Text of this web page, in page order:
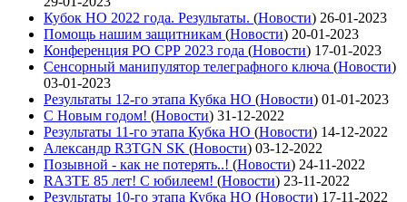
Кубок НО 2022 года. Результаты. (Новости) 26-01-2023
Помощь нашим защитникам (Новости) 20-01-2023
Конференция РО СРР 2023 года (Новости) 17-01-2023
Сенсорный манипулятор телеграфного ключа (Новости)
03-01-2023
Результаты 12-го этапа Кубка НО (Новости) 01-01-2023
С Новым годом! (Новости) 31-12-2022
Результаты 11-го этапа Кубка НО (Новости) 14-12-2022
Александр R3TGN SK (Новости) 03-12-2022
Позывной - как не потерять..! (Новости) 24-11-2022
RA3TE 85 лет! С юбилеем! (Новости) 23-11-2022
Результаты 10-го этапа Кубка НО (Новости) 17-11-2022